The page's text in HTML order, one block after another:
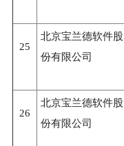
25
北京宝兰德软件股
份有限公司
26
北京宝兰德软件股
份有限公司